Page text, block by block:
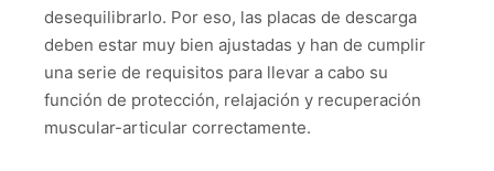
desequilibrarlo. Por eso, las placas de descarga
deben estar muy bien ajustadas y han de cumplir
una serie de requisitos para llevar a cabo su
función de protección, relajación y recuperación
muscular-articular correctamente.